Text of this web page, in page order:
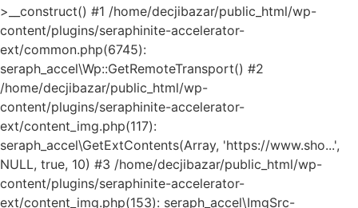
>__construct() #1 /home/decjibazar/public_html/wp-
content/plugins/seraphinite-accelerator-
ext/common.php(6745):
seraph_accel\Wp::GetRemoteTransport() #2
/home/decjibazar/public_html/wp-
content/plugins/seraphinite-accelerator-
ext/content_img.php(117):
seraph_accel\GetExtContents(Array, 'https://www.sho...',
NULL, true, 10) #3 /home/decjibazar/public_html/wp-
content/plugins/seraphinite-accelerator-
ext/content_img.php(153): seraph_accel\ImgSrc-